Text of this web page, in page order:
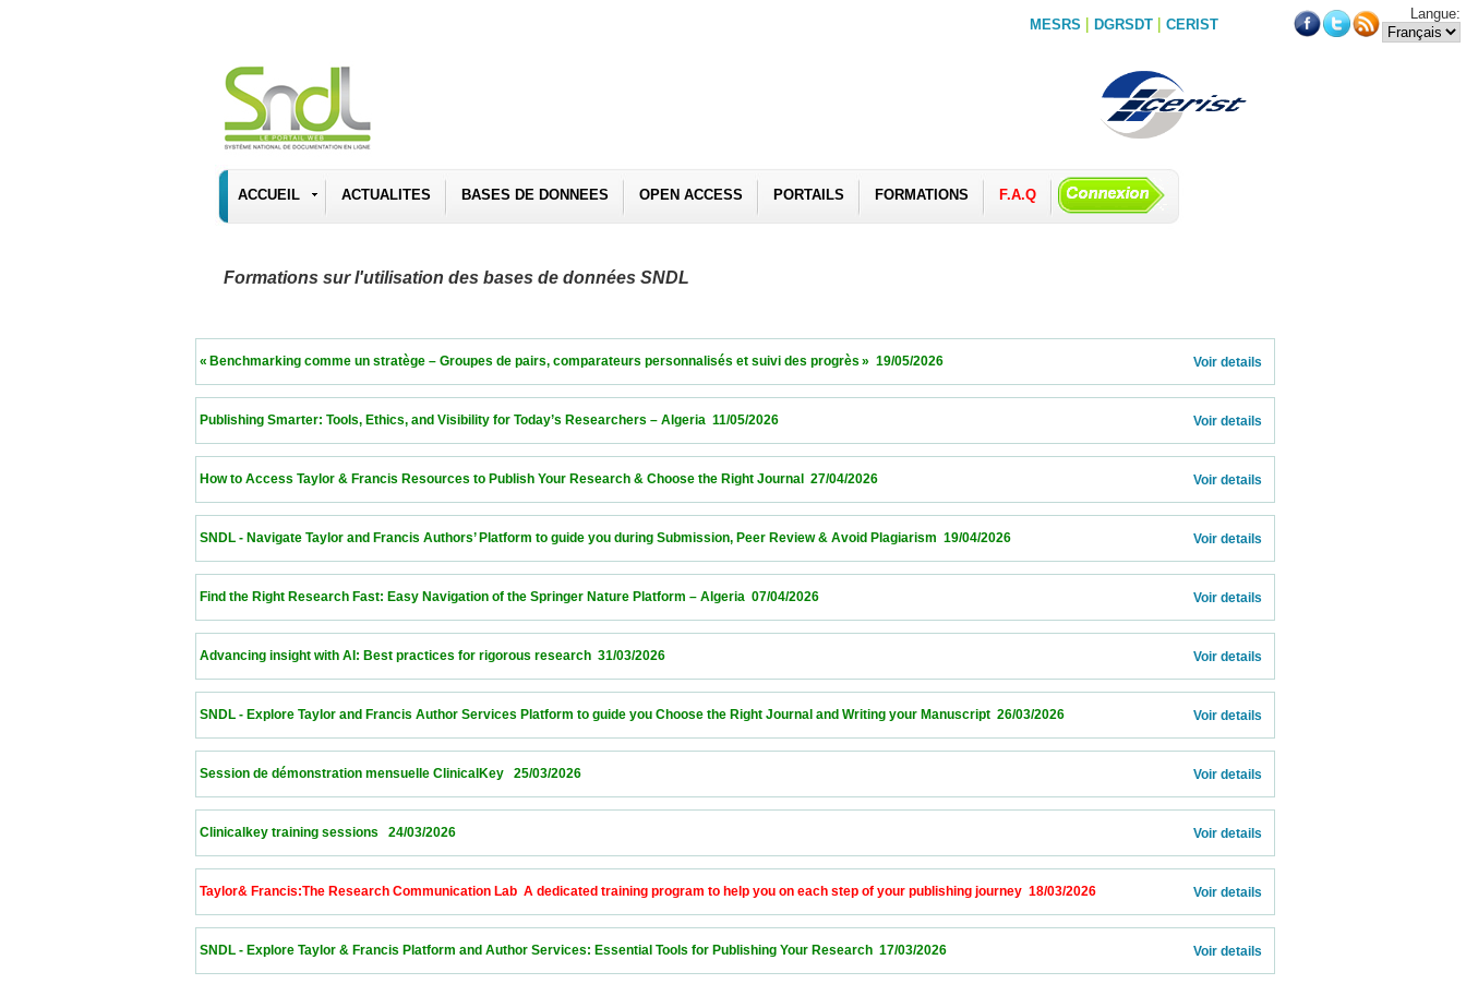
MESRS | DGRSDT | CERIST
Langue:
ACCUEIL ACTUALITES BASES DE DONNEES OPEN ACCESS PORTAILS FORMATIONS F.A.Q
Formations sur l'utilisation des bases de données SNDL
« Benchmarking comme un stratège – Groupes de pairs, comparateurs personnalisés et suivi des progrès »  19/05/2026 Voir details
Publishing Smarter: Tools, Ethics, and Visibility for Today’s Researchers – Algeria  11/05/2026 Voir details
How to Access Taylor & Francis Resources to Publish Your Research & Choose the Right Journal  27/04/2026 Voir details
SNDL - Navigate Taylor and Francis Authors’ Platform to guide you during Submission, Peer Review & Avoid Plagiarism  19/04/2026 Voir details
Find the Right Research Fast: Easy Navigation of the Springer Nature Platform – Algeria  07/04/2026 Voir details
Advancing insight with AI: Best practices for rigorous research  31/03/2026 Voir details
SNDL - Explore Taylor and Francis Author Services Platform to guide you Choose the Right Journal and Writing your Manuscript  26/03/2026 Voir details
Session de démonstration mensuelle ClinicalKey   25/03/2026 Voir details
Clinicalkey training sessions   24/03/2026 Voir details
Taylor& Francis:The Research Communication Lab  A dedicated training program to help you on each step of your publishing journey  18/03/2026 Voir details
SNDL - Explore Taylor & Francis Platform and Author Services: Essential Tools for Publishing Your Research  17/03/2026 Voir details